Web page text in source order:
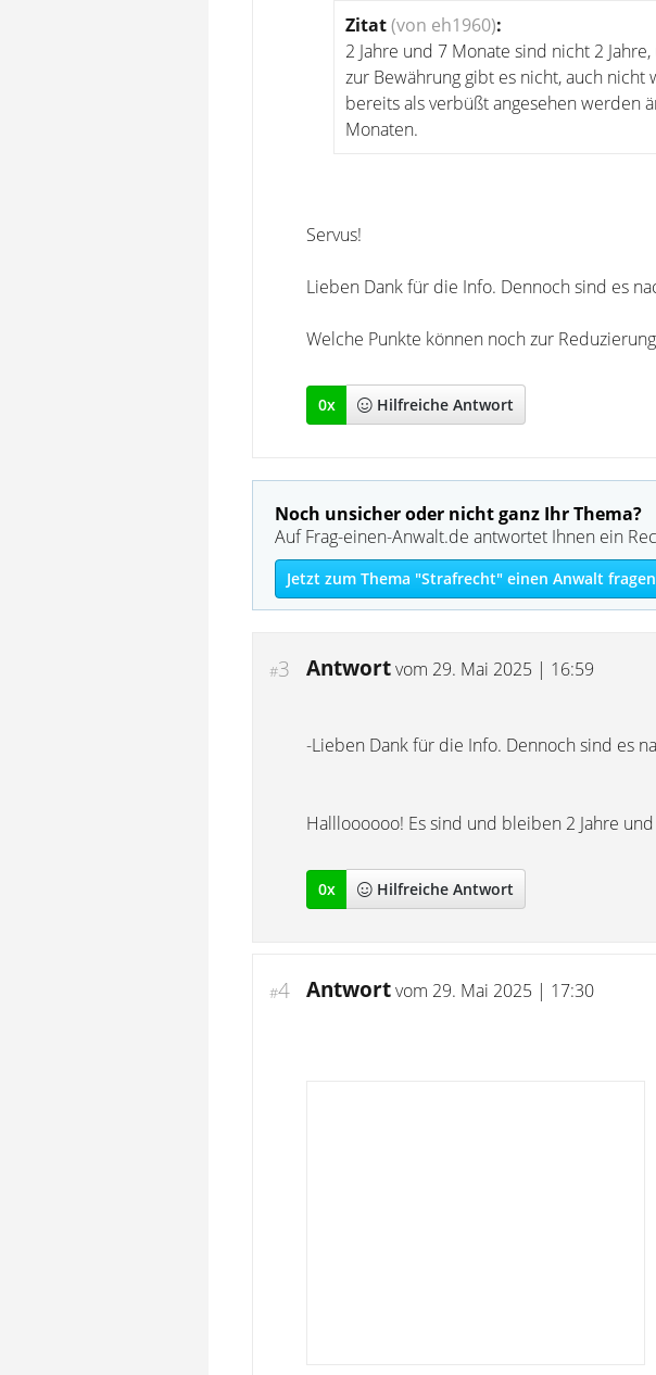
Zitat(von eh1960):
2 Jahre und 7 Monate sind nicht 2
zur Bewährung gibt es nicht, auch
bereits als verbüßt angesehen werden
Monaten.
Servus!
Lieben Dank für die Info. Dennoch sind es
Welche Punkte können noch zur
0x Hilfreiche Antwort
Noch unsicher oder nicht ganz Ihr Thema?
Auf Frag-einen-Anwalt.de antwortet Ihnen ein
Jetzt zum Thema "Strafrecht" einen Anwalt fragen
#3 Antwortvom 29. Mai 2025 | 16:59
-Lieben Dank für die Info. Dennoch sind es
Hallloooooo! Es sind und bleiben 2 Jahre und
0x Hilfreiche Antwort
#4 Antwortvom 29. Mai 2025 | 17:30